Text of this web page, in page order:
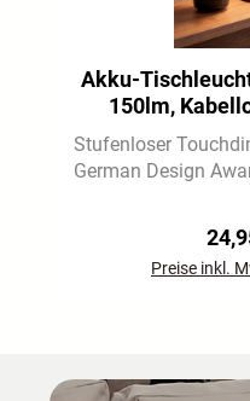
Akku-
150lm,
Stufenloser
German Design
Preise inkl.